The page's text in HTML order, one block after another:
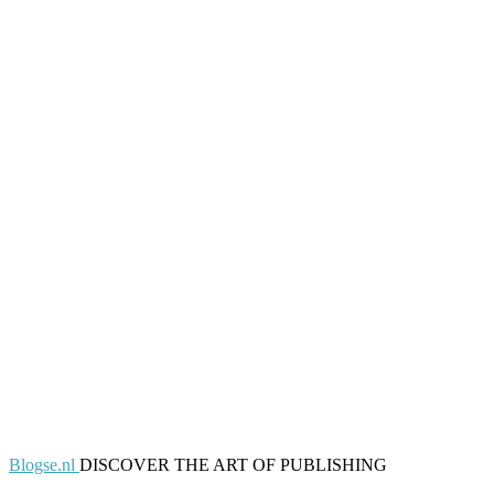
Blogse.nl DISCOVER THE ART OF PUBLISHING